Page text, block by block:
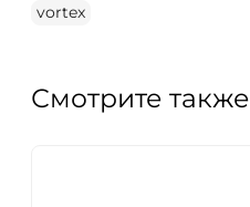
vortex
Смотрите также